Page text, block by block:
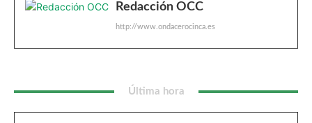
Redacción OCC
http://www.ondacerocinca.es
Última hora